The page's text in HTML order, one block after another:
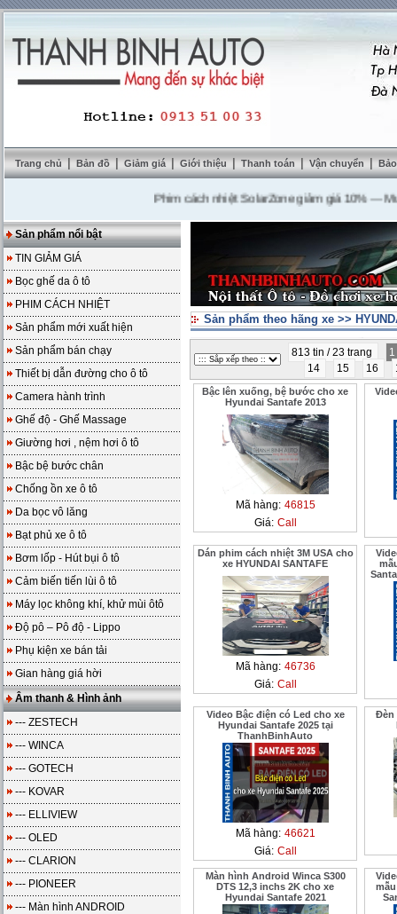
Trang chủ | Bản đồ | Giảm giá | Giới thiệu | Thanh toán | Vận chuyển |
Phim cách nhiệt SolarZone giảm giá 10%---Mua
Sản phẩm nổi bật
TIN GIẢM GIÁ
Bọc ghế da ô tô
PHIM CÁCH NHIỆT
Sản phẩm mới xuất hiện
Sản phẩm bán chạy
Thiết bị dẫn đường cho ô tô
Camera hành trình
Ghế độ - Ghế Massage
Giường hơi , nệm hơi ô tô
Bậc bệ bước chân
Chống ồn xe ô tô
Da bọc vô lăng
Bạt phủ xe ô tô
Bơm lốp - Hút bụi ô tô
Cảm biến tiến lùi ô tô
Máy lọc không khí, khử mùi ôtô
Độ pô – Pô độ - Lippo
Phụ kiện xe bán tải
Gian hàng giá hời
Âm thanh & Hình ảnh
--- ZESTECH
--- WINCA
--- GOTECH
--- KOVAR
--- ELLIVIEW
--- OLED
--- CLARION
--- PIONEER
--- Màn hình ANDROID
Sản phẩm theo hãng xe >>
813 tin / 23 trang
1
14
15 16
Bậc lên xuống, bệ bước cho xe
Hyundai Santafe 2013
Mã hàng: 46815
Giá: Call
Dán phim cách nhiệt 3M USA cho
xe HYUNDAI SANTAFE
Mã hàng: 46736
Giá: Call
Video Bậc điện có Led cho xe
Hyundai Santafe 2025 tại
ThanhBinhAuto
Mã hàng: 46621
Giá: Call
Đèn
Màn hình Android Winca S300
DTS 12,3 inchs 2K cho xe
Hyundai Santafe 2021